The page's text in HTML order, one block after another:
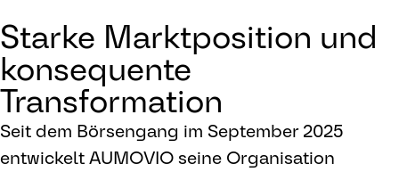
Starke Marktposition und
konsequente
Transformation
Seit dem Börsengang im September 2025
entwickelt AUMOVIO seine Organisation